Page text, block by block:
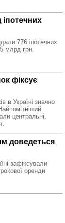
776 іпотечних
млрд грн.
фіксує
в Україні значно
центральні,
доведеться
зафіксували
оренди